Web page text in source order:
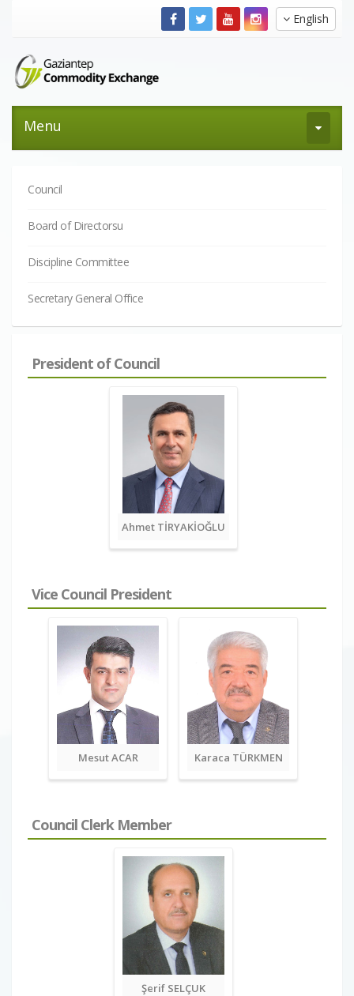
English
Menu
Council
Board of Directorsu
Discipline Committee
Secretary General Office
President of Council
Ahmet TİRYAKİOĞLU
Vice Council President
Mesut ACAR Karaca TÜRKMEN
Council Clerk Member
Şerif SELÇUK